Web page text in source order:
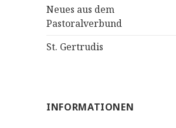
Neues aus dem
Pastoralverbund
St. Gertrudis
INFORMATIONEN